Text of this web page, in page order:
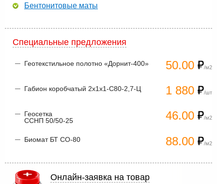
Бентонитовые маты
Специальные предложения
50.00 /м2
Геотекстильное полотно «Дорнит-400»
1 880 /шт
Габион коробчатый 2х1х1-С80-2,7-Ц
46.00 /м2
Геосетка
ССНП 50/50-25
88.00 /м2
Биомат БТ СО-80
Онлайн-заявка на товар